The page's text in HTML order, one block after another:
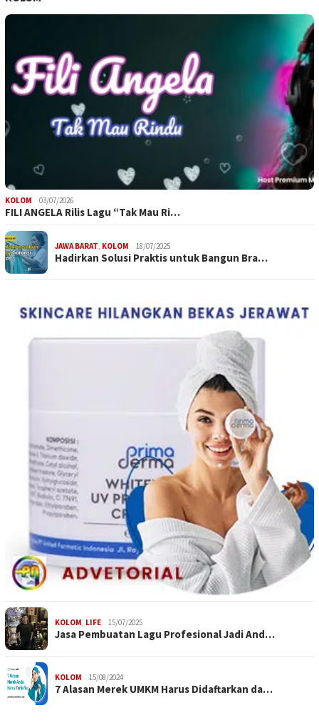
KOLOM 03/07/2026
FILI ANGELA Rilis Lagu “Tak Mau Ri…
JAWA BARAT, KOLOM 18/07/2025
Hadirkan Solusi Praktis untuk Bangun Bra…
KOLOM, LIFE 15/07/2025
Jasa Pembuatan Lagu Profesional Jadi And…
KOLOM 15/08/2024
7 Alasan Merek UMKM Harus Didaftarkan da…